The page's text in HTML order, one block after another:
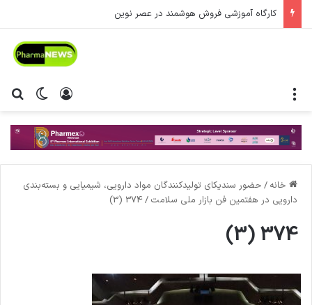
کارگاه آموزشی فروش هوشمند در عصر نوین
تغییر ورود
خانه / حضور سندیکای تولیدکنندگان مواد دارویی،‌ شیمیایی و بسته‌بندی
دارویی در هفتمین فن بازار ملی سلامت /
374 (3)
374 (3)